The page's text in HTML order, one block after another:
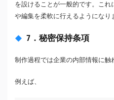
を設けることが一般的です。こ
や編集を柔軟に行えるようになり
7．秘密保持条項
制作過程では企業の内部情報に触
例えば、